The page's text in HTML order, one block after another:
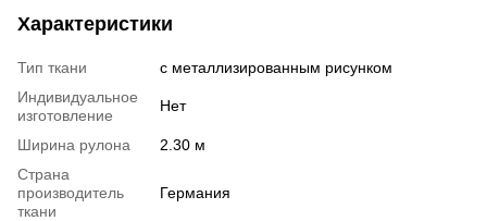
Характеристики
Тип ткани
с металлизированным рисунком
Индивидуальное
изготовление
Нет
Ширина рулона
2.30 м
Страна
производитель
ткани
Германия